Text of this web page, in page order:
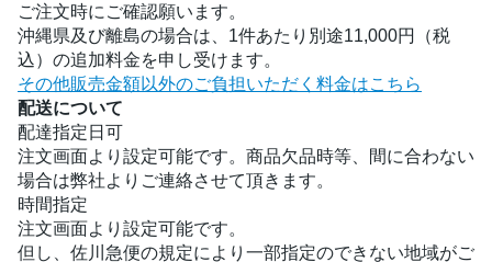
ご注文時にご確認願います。
沖縄県及び離島の場合は、1件あたり別途11,000円（税
込）の追加料金を申し受けます。
その他販売金額以外のご負担いただく料金はこちら
配送について
配達指定日可
注文画面より設定可能です。商品欠品時等、間に合わない
場合は弊社よりご連絡させて頂きます。
時間指定
注文画面より設定可能です。
但し、佐川急便の規定により一部指定のできない地域がご